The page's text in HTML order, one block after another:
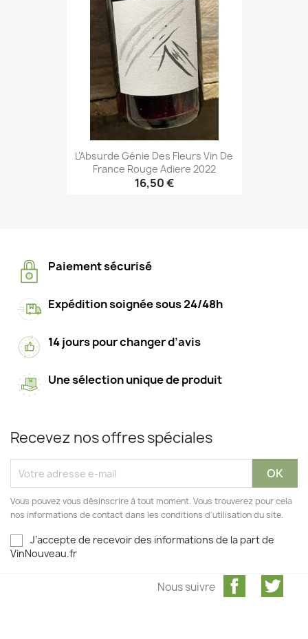
L'Absurde Génie Des Fleurs Vin De
France Rouge Adiere 2022
16,50 €
Paiement sécurisé
Expédition soignée sous 24/48h
14 jours pour changer d’avis
Une sélection unique de produit
Recevez nos offres spéciales
Vous pouvez vous désinscrire à tout moment. Vous trouverez pour cela
nos informations de contact dans les conditions d'utilisation du site.
J’accepte de recevoir des informations de la part de
VinNouveau.fr
Facebook
Nous suivre